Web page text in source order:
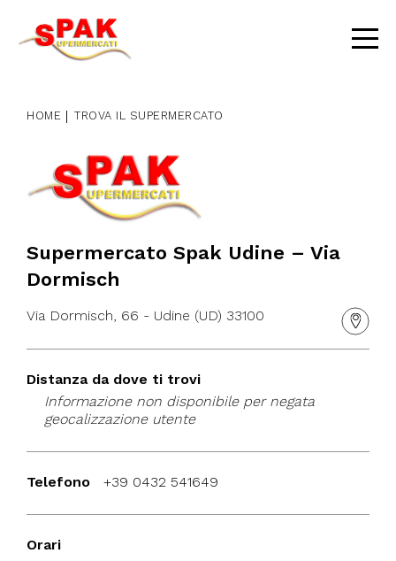
HOME TROVA IL SUPERMERCATO
Supermercato Spak Udine – Via
Dormisch
Via Dormisch, 66 - Udine (UD) 33100
Distanza da dove ti trovi
Informazione non disponibile per negata
geocalizzazione utente
Telefono +39 0432 541649
Orari